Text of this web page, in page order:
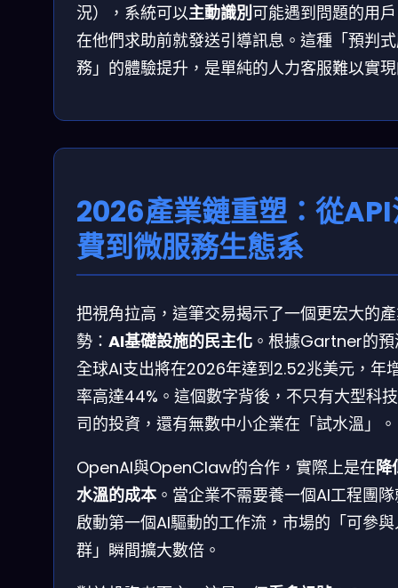
況），系統可以主動識別 可能遇到問題的用
在他們求助前就發送引導訊息。這種「預判
務」的體驗提升，是單純的人力客服難以實
2026產業鏈重塑：從
費到微服務生態系
把視角拉高，這筆交易揭示了一個更宏大的
勢： AI基礎設施的民主化 。根據Gartner的
全球AI支出將在2026年達到2.52兆美元，年
率高達44%。這個數字背後，不只有大型科
司的投資，還有無數中小企業在「試水溫」。
OpenAI與OpenClaw的合作，實際上是在降
水溫的成本 。當企業不需要養一個AI工程團
啟動第一個AI驅動的工作流，市場的「可參
群」瞬間擴大數倍。